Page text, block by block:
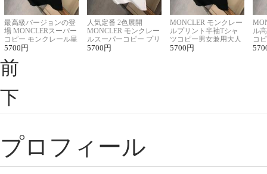
最高級バージョンの登
場 MONCLERスーパー
コピー モンクレール星
座半袖Tシャツ
5700 円
人気定番 2色展開
MONCLER モンクレー
ルスーパーコピー プリ
ント半袖Tシャツ
5700 円
MONCLER モンクレー
ルプリント半袖Tシャ
ツコピー男女兼用大人
可愛い春夏コーデ
5700 円
ル
コ
ィ
前
下
プロフィール